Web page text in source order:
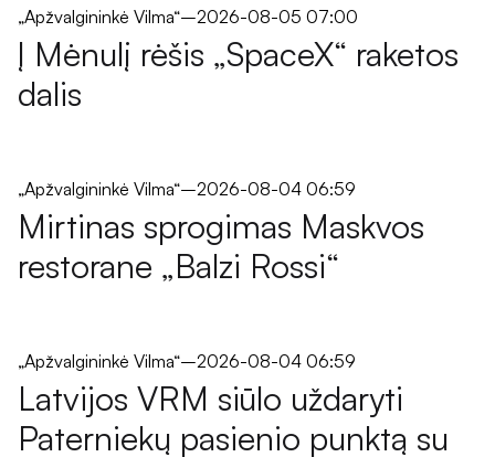
„Apžvalgininkė Vilma“–2026-08-05 07:00
Į Mėnulį rėšis „SpaceX“ raketos
dalis
„Apžvalgininkė Vilma“–2026-08-04 06:59
Mirtinas sprogimas Maskvos
restorane „Balzi Rossi“
„Apžvalgininkė Vilma“–2026-08-04 06:59
Latvijos VRM siūlo uždaryti
Paterniekų pasienio punktą su